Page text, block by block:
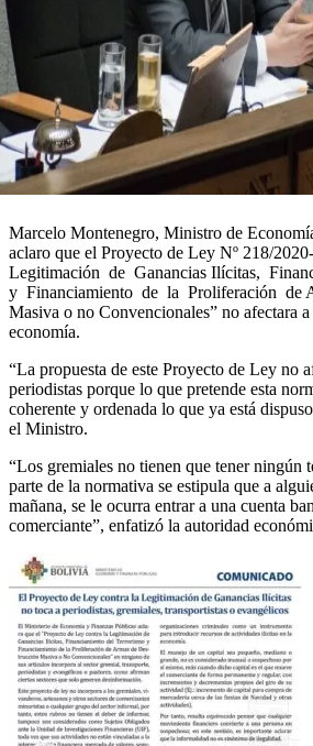
Marcelo Montenegro, Ministro de
aclaro que el Proyecto de Ley Nº 218/
Legitimación de Ganancias Ilícitas,
y Financiamiento de la Proliferación de
Masiva o no Convencionales” no afectara a
economía.
“La propuesta de este Proyecto de Ley no
periodistas porque lo que pretende esta
coherente y ordenada lo que ya está
el Ministro.
“Los gremiales no tienen que tener ningún
parte de la normativa se estipula que a
mañana, se le ocurra entrar a una cuenta
comerciante”, enfatizó la autoridad